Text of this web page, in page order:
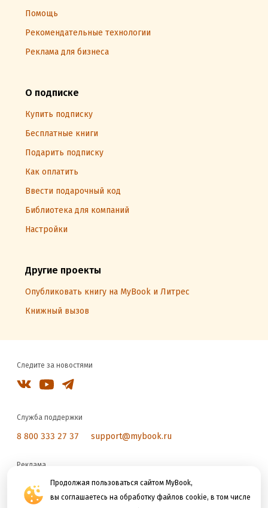
Продолжая пользоваться сайтом MyBook,
вы соглашаетесь на обработку файлов cookie, в том числе
Помощь
Рекомендательные технологии
Реклама для бизнеса
О подписке
Купить подписку
Бесплатные книги
Подарить подписку
Как оплатить
Ввести подарочный код
Библиотека для компаний
Настройки
Другие проекты
Опубликовать книгу на MyBook и Литрес
Книжный вызов
Следите за новостями
Служба поддержки
8 800 333 27 37 support@mybook.ru
Реклама
reklama@litres.ru